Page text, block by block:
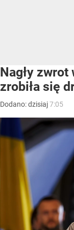
Nagły zwrot
zrobiła się
Dodano:dzisiaj7:05